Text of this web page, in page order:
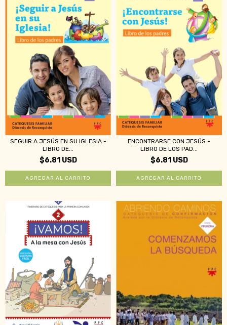
SEGUIR A JESÚS EN SU IGLESIA -
LIBRO DE...
$6.81 USD
ENCONTRARSE CON JESÚS -
LIBRO DE LOS PAD...
$6.81 USD